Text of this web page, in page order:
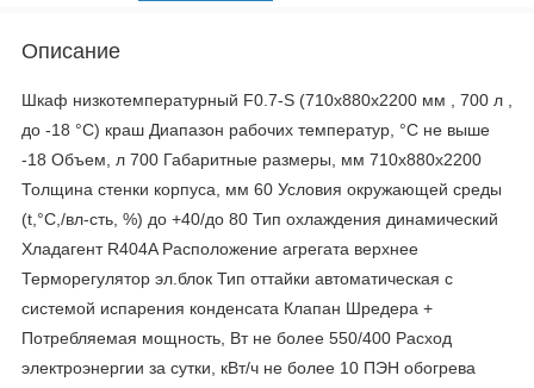
Описание
Шкаф низкотемпературный F0.7-S (710х880х2200 мм , 700 л ,
до -18 °C) краш Диапазон рабочих температур, °C не выше
-18 Объем, л 700 Габаритные размеры, мм 710х880х2200
Толщина стенки корпуса, мм 60 Условия окружающей среды
(t,°C,/вл-сть, %) до +40/до 80 Тип охлаждения динамический
Хладагент R404A Расположение агрегата верхнее
Терморегулятор эл.блок Тип оттайки автоматическая с
системой испарения конденсата Клапан Шредера +
Потребляемая мощность, Вт не более 550/400 Расход
электроэнергии за сутки, кВт/ч не более 10 ПЭН обогрева